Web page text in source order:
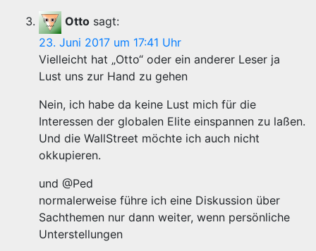
Otto sagt:
23. Juni 2017 um 17:41 Uhr
Vielleicht hat „Otto“ oder ein anderer Leser ja
Lust uns zur Hand zu gehen
Nein, ich habe da keine Lust mich für die
Interessen der globalen Elite einspannen zu laßen.
Und die WallStreet möchte ich auch nicht
okkupieren.
und @Ped
normalerweise führe ich eine Diskussion über
Sachthemen nur dann weiter, wenn persönliche
Unterstellungen